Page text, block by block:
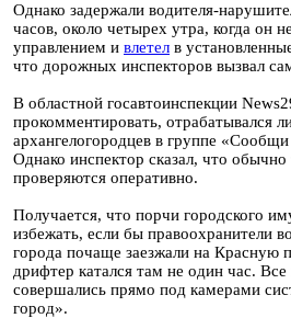
Однако задержали водителя-
часов, около четырех утра, когда он
управлением и влетел в
что дорожных инспекторов вызвал
В областной госавтоинспекции
прокомментировать, отрабатывался
архангелогородцев в группе
Однако инспектор сказал, что
проверяются оперативно.
Получается, что порчи городского
избежать, если бы правоохранители
города почаще заезжали на Красную
дрифтер катался там не один час.
совершались прямо под камерами
город».